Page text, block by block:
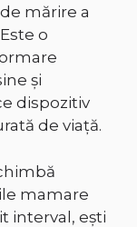
mărire a
o
și
dispozitiv
de viață.
mamare
interval, ești